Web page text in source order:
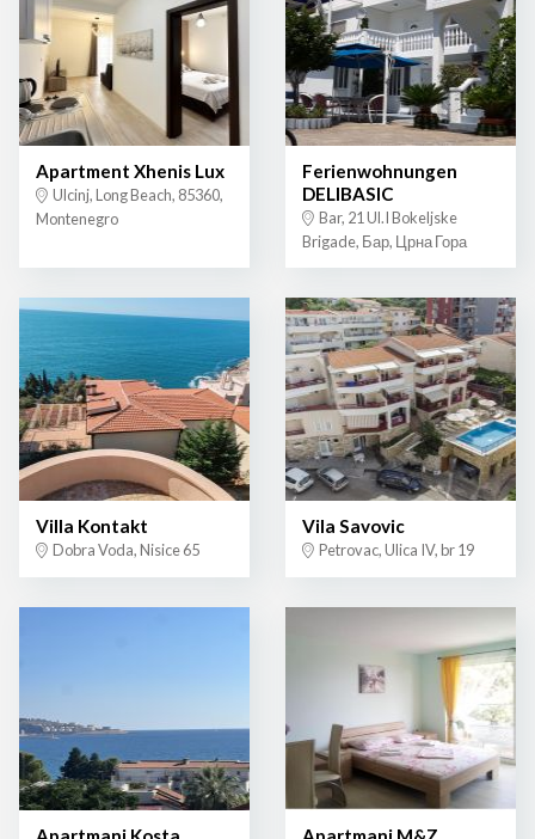
Apartment Xhenis Lux
Ulcinj, Long Beach, 85360,
Montenegro
Ferienwohnungen
DELIBASIC
Bar, 21 Ul.I Bokeljske
Brigade, Бар, Црна Гора
Villa Kontakt
Dobra Voda, Nisice 65
Vila Savovic
Petrovac, Ulica IV, br 19